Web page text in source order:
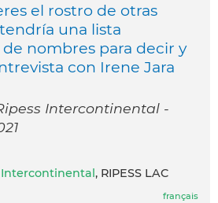
el rostro de otras
una lista
nombres para decir y
con Irene Jara
Intercontinental -
Intercontinental, RIPESS LAC
français